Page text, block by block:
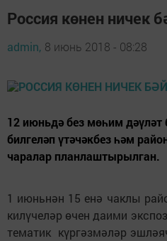
Россия көнен ничек
admin, 8 июнь 2018 - 08:28
12 июньдә без мөһим дәүләт
билгеләп үтәчәкбез һәм
чаралар планлаштырылган.
1 июньнән 15 енә чаклы
килүчеләр өчен даими
тематик күргәзмәләр